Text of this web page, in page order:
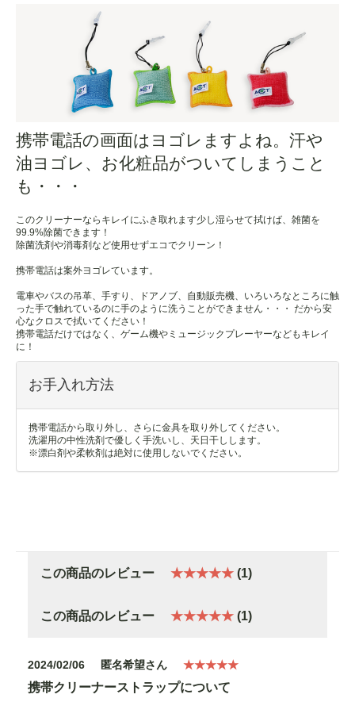
携帯電話の画面はヨゴレますよね。汗や
油ヨゴレ、お化粧品がついてしまうこと
も・・・
このクリーナーならキレイにふき取れます少し湿らせて拭けば、雑菌を
99.9%除菌できます！
除菌洗剤や消毒剤など使用せずエコでクリーン！
携帯電話は案外ヨゴレています。
電車やバスの吊革、手すり、ドアノブ、自動販売機、いろいろなところに触
った手で触れているのに手のように洗うことができません・・・ だから安
心なクロスで拭いてください！
携帯電話だけではなく、ゲーム機やミュージックプレーヤーなどもキレイ
に！
お手入れ方法
携帯電話から取り外し、さらに金具を取り外してください。
洗濯用の中性洗剤で優しく手洗いし、天日干しします。
※漂白剤や柔軟剤は絶対に使用しないでください。
この商品のレビュー ★★★★★ (1)
この商品のレビュー ★★★★★ (1)
2024/02/06 匿名希望さん ★★★★★
携帯クリーナーストラップについて